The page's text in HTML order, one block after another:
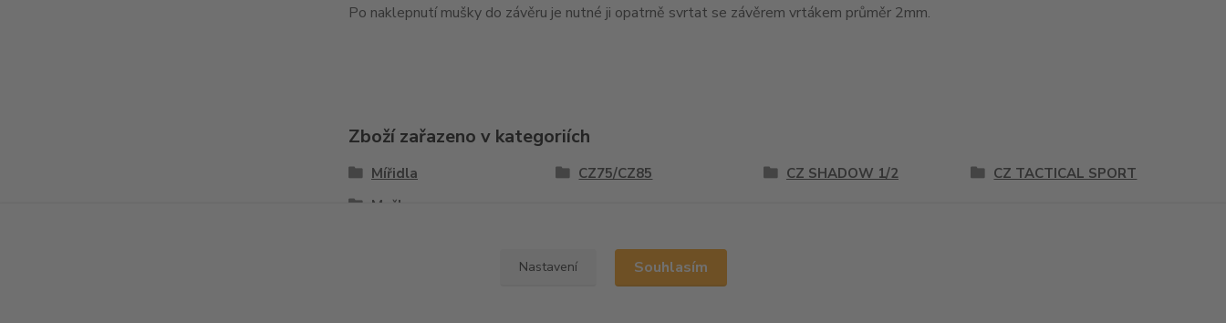
Po naklepnutí mušky do závěru je nutné ji opatrně svrtat se závěrem vrtákem průměr 2mm.
Zboží zařazeno v kategoriích
Mířidla CZ75/CZ85 CZ SHADOW 1/2
CZ TACTICAL SPORT
Mušky
Nastavení Souhlasím